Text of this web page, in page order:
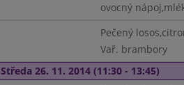
ovocný
Pečený
Vař. brambory
Středa 26. 11. 2014 (11:30 - 13:45)